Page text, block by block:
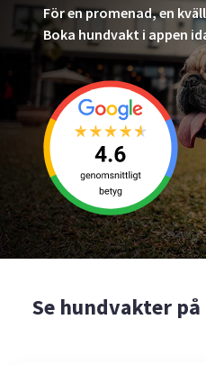
För en promenad, en
Boka hundvakt i appen
Se hundvakter